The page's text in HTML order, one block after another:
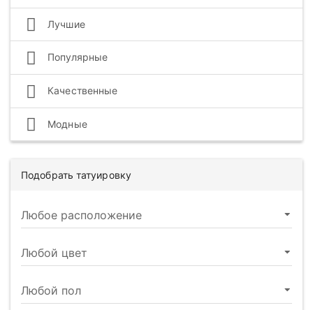
Лучшие
Популярные
Качественные
Модные
Подобрать татуировку